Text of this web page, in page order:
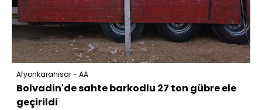
Afyonkarahisar - AA
Bolvadin'de sahte barkodlu 27 ton gübre ele
geçirildi